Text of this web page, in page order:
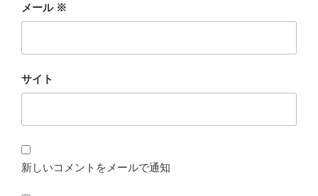
メール ※
サイト
新しいコメントをメールで通知